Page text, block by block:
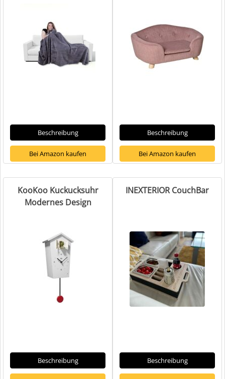
Beschreibung
Bei Amazon kaufen
Beschreibung
Bei Amazon kaufen
KooKoo Kuckucksuhr
Modernes Design
Beschreibung
INEXTERIOR CouchBar
Beschreibung